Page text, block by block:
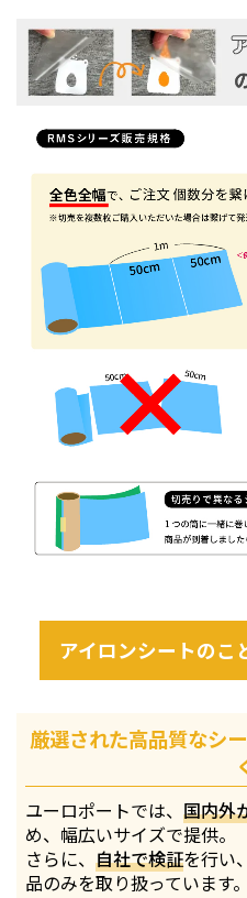
アイロンシートのこ
厳選された高品質なシ
ユーロポートでは、国内外
め、幅広いサイズで提供。
さらに、自社で検証を行い
品のみを取り扱っています。